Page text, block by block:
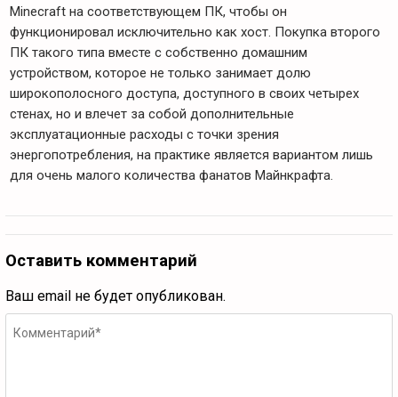
Minecraft на соответствующем ПК, чтобы он
функционировал исключительно как хост. Покупка второго
ПК такого типа вместе с собственно домашним
устройством, которое не только занимает долю
широкополосного доступа, доступного в своих четырех
стенах, но и влечет за собой дополнительные
эксплуатационные расходы с точки зрения
энергопотребления, на практике является вариантом лишь
для очень малого количества фанатов Майнкрафта.
Оставить комментарий
Ваш email не будет опубликован.